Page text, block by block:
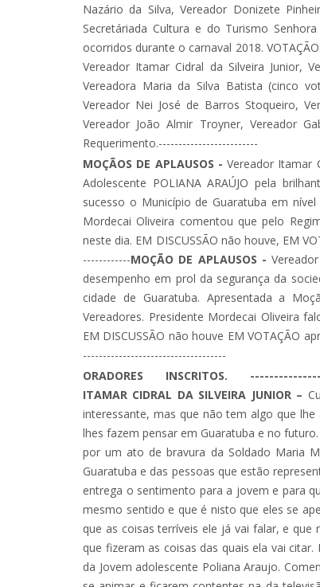
Nazário da Silva, Vereador Donizete
Secretáriada Cultura e do Turismo
ocorridos durante o carnaval 2018.
Vereador Itamar Cidral da Silveira Junior,
Vereadora Maria da Silva Batista (cinco
Vereador Nei José de Barros Stoqueiro,
Vereador João Almir Troyner, Vereador
Requerimento.-------------------------
MOÇÃOS DE APLAUSOS - Vereador Itamar
Adolescente POLIANA ARAÚJO pela
sucesso o Município de Guaratuba em
Mordecai Oliveira comentou que pelo
neste dia. EM DISCUSSÃO não houve, EM
------------MOÇÃO DE APLAUSOS -
desempenho em prol da segurança da
cidade de Guaratuba. Apresentada a
Vereadores. Presidente Mordecai Oliveira
EM DISCUSSÃO não houve EM VOTAÇÃO
------------------------------------
ORADORES INSCRITOS.
ITAMAR CIDRAL DA SILVEIRA JUNIOR –
interessante, mas que não tem algo que
lhes fazem pensar em Guaratuba e no
por um ato de bravura da Soldado Maria
Guaratuba e das pessoas que estão
entrega o sentimento para a jovem e para
mesmo sentido e que é nisto que eles se
que as coisas terríveis ele já vai falar, e
que fizeram as coisas das quais ela vai
da Jovem adolescente Poliana Araujo.